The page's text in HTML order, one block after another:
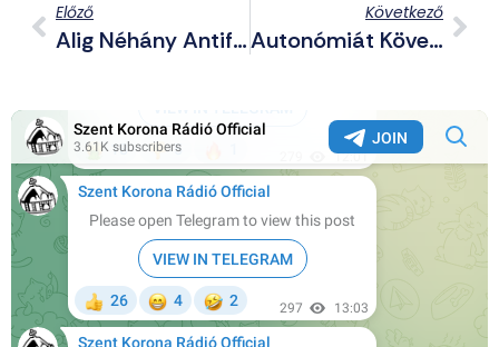
Előző
Alig Néhány Antifasiszta Verődött Össze A Fővárosi Törvényszék Előtti Tüntetésen (+VIDEÓ)
Következő
Autonómiát Követel Kárpátaljának A Mi Hazánk